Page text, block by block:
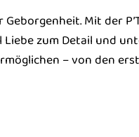
Mit der
zum Detail und
– von den